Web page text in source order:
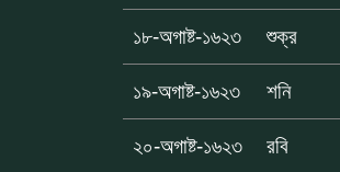
১৮-অগাষ্ট-১৬২৩ শুক্র
১৯-অগাষ্ট-১৬২৩ শনি
২০-অগাষ্ট-১৬২৩ রবি